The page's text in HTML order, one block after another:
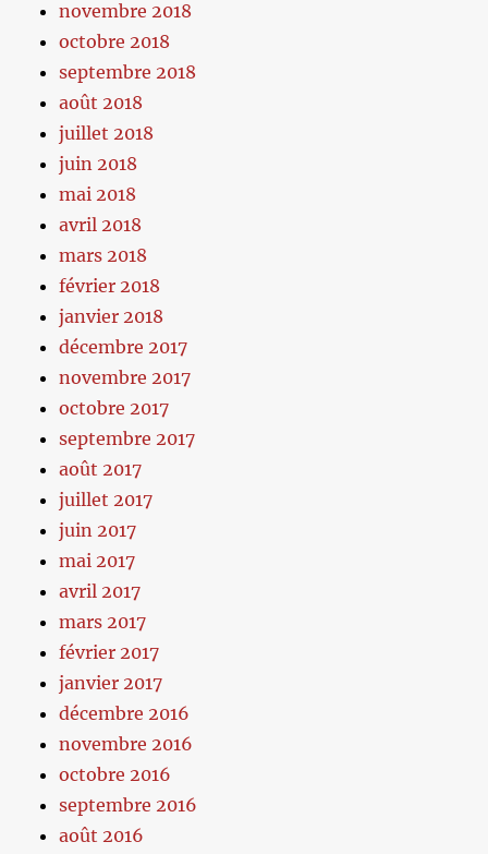
novembre 2018
octobre 2018
septembre 2018
août 2018
juillet 2018
juin 2018
mai 2018
avril 2018
mars 2018
février 2018
janvier 2018
décembre 2017
novembre 2017
octobre 2017
septembre 2017
août 2017
juillet 2017
juin 2017
mai 2017
avril 2017
mars 2017
février 2017
janvier 2017
décembre 2016
novembre 2016
octobre 2016
septembre 2016
août 2016